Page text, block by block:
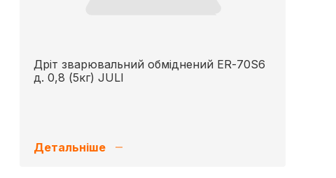
Дріт зварювальний обміднений ER-70S6
д. 0,8 (5кг) JULI
Детальніше